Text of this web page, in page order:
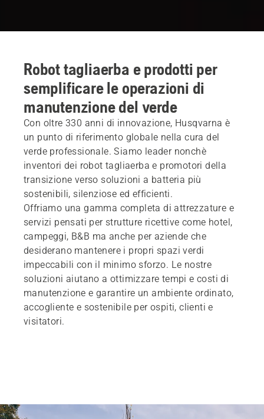
Robot tagliaerba e prodotti per
semplificare le operazioni di
manutenzione del verde
Con oltre 330 anni di innovazione, Husqvarna è
un punto di riferimento globale nella cura del
verde professionale. Siamo leader nonchè
inventori dei robot tagliaerba e promotori della
transizione verso soluzioni a batteria più
sostenibili, silenziose ed efficienti.
Offriamo una gamma completa di attrezzature e
servizi pensati per strutture ricettive come hotel,
campeggi, B&B ma anche per aziende che
desiderano mantenere i propri spazi verdi
impeccabili con il minimo sforzo. Le nostre
soluzioni aiutano a ottimizzare tempi e costi di
manutenzione e garantire un ambiente ordinato,
accogliente e sostenibile per ospiti, clienti e
visitatori.